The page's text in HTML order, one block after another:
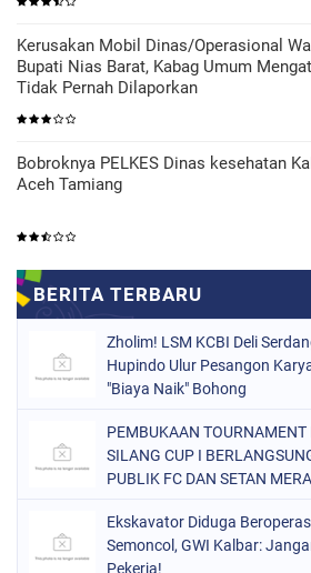
Kerusakan Mobil Dinas/Operasional
Bupati Nias Barat, Kabag Umum
Tidak Pernah Dilaporkan
Bobroknya PELKES Dinas kesehatan
Aceh Tamiang
Zholim! LSM KCBI Deli
Hupindo Ulur Pesangon
"Biaya Naik" Bohong
PEMBUKAAN TOURNAMENT
SILANG CUP I
PUBLIK FC DAN SETAN
Ekskavator Diduga
Semoncol, GWI Kalbar:
Pekerja!